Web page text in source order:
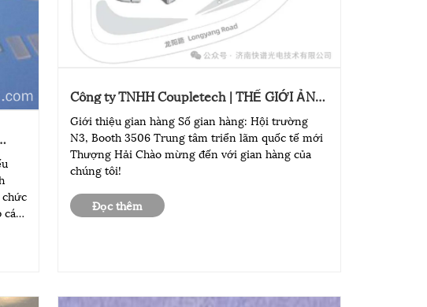
các
Công ty TNHH Coupletech | THẾ GIỚI ẢNH
Giới thiệu gian hàng Số gian hàng: Hội trường
N3, Booth 3506 Trung tâm triển lãm quốc tế mới
Thượng Hải Chào mừng đến với gian hàng của
chúng tôi!
Đọc thêm